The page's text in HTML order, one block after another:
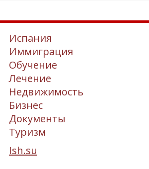
Испания
Иммиграция
Обучение
Лечение
Недвижимость
Бизнес
Документы
Туризм
Ish.su